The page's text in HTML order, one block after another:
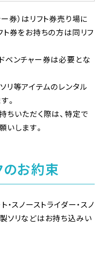
券）はリフト券売り場に
券をお持ちの方は同リフ
ベンチャー券は必要とな
等アイテムのレンタル
。
ちいただく際は、特定で
いします。
のお約束
スノーストライダー・スノ
ソリなどはお持ち込みい